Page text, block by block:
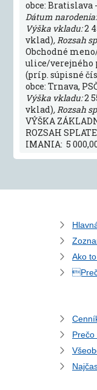
obce: Bratislava
Dátum narodenia:
Výška vkladu:2
vklad), Rozsah
Obchodné
ulice/verejného
(príp. súpisné
obce: Trnava,
Výška vkladu:2
vklad), Rozsah
VÝŠKA
ROZSAH
IMANIA: 5
Ako
Prečo